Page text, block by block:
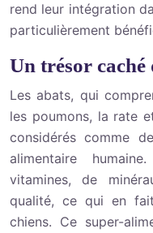
rend leur intégration
particulièrement
Un trésor
Les abats, qui
les poumons, la rate
considérés comme
alimentaire
vitamines, de
qualité, ce qui en
chiens. Ce super-